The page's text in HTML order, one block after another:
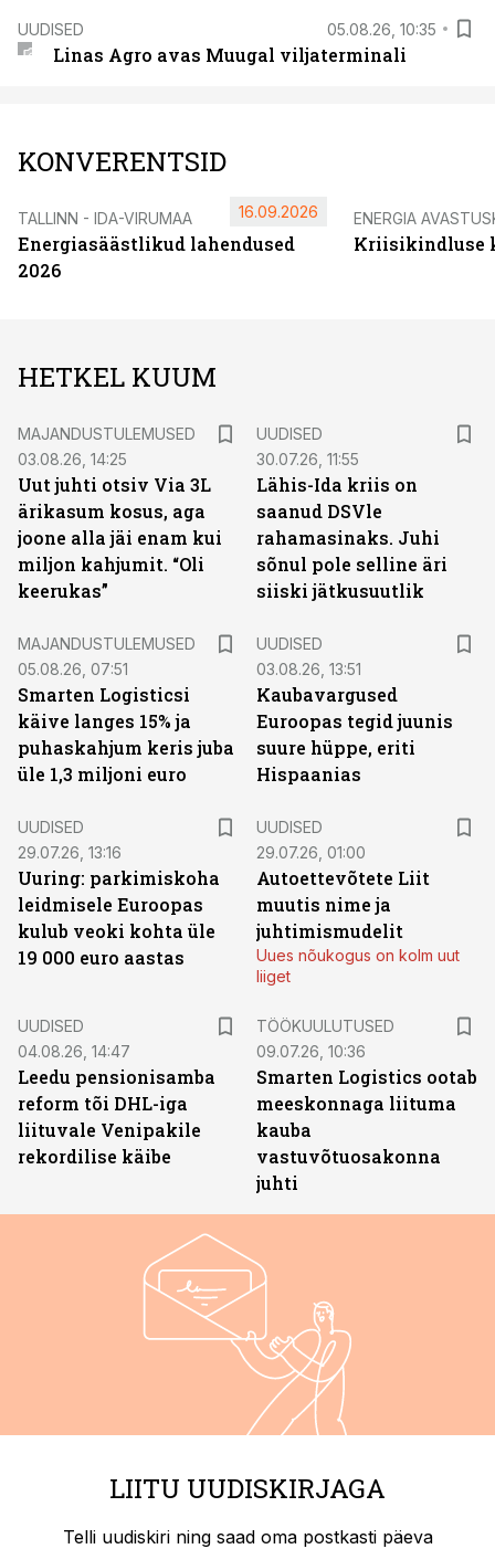
UUDISED 05.08.26, 10:35
Linas Agro avas Muugal viljaterminali
KONVERENTSID
TALLINN - IDA-VIRUMAA
Energiasäästlikud lahendused
2026
16.09.2026 ENERGIA
Kriisikindluse
HETKEL KUUM
MAJANDUSTULEMUSED
03.08.26, 14:25
Uut juhti otsiv Via 3L
ärikasum kosus, aga
joone alla jäi enam kui
miljon kahjumit. “Oli
keerukas”
UUDISED
30.07.26, 11:55
Lähis-Ida kriis on
saanud DSVle
rahamasinaks. Juhi
sõnul pole selline äri
siiski jätkusuutlik
MAJANDUSTULEMUSED
05.08.26, 07:51
Smarten Logisticsi
käive langes 15% ja
puhaskahjum keris juba
üle 1,3 miljoni euro
UUDISED
03.08.26, 13:51
Kaubavargused
Euroopas tegid juunis
suure hüppe, eriti
Hispaanias
UUDISED
29.07.26, 13:16
Uuring: parkimiskoha
leidmisele Euroopas
kulub veoki kohta üle
19 000 euro aastas
UUDISED
29.07.26, 01:00
Autoettevõtete Liit
muutis nime ja
juhtimismudelit
Uues nõukogus on kolm uut
liiget
UUDISED
04.08.26, 14:47
Leedu pensionisamba
reform tõi DHL-iga
liituvale Venipakile
rekordilise käibe
TÖÖKUULUTUSED
09.07.26, 10:36
Smarten Logistics ootab
meeskonnaga liituma
kauba
vastuvõtuosakonna
juhti
LIITU UUDISKIRJAGA
Telli uudiskiri ning saad oma postkasti päeva